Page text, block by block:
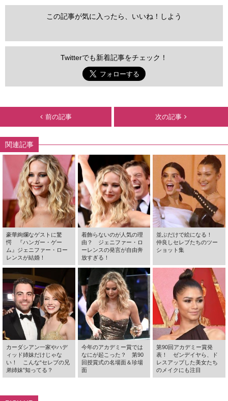
この記事が気に入ったら、いいね！しよう
Twitterでも新着記事をチェック！
前の記事 次の記事
関連記事
豪華絢爛なゲストに驚
愕 『ハンガー・ゲー
ム』ジェニファー・ロー
レンスが結婚！
着飾らないのが人気の理
由？ ジェニファー・ロ
ーレンスの発言が自由奔
放すぎる！
並ぶだけで絵になる！
仲良しセレブたちのツー
ショット集
カーダシアン一家やハデ
ィッド姉妹だけじゃな
い！ こんな“セレブの兄
弟姉妹”知ってる？
今年のアカデミー賞では
なにが起こった？ 第90
回授賞式の名場面＆珍場
面
第90回アカデミー賞発
表！ ゼンデイヤら、ド
レスアップした美女たち
のメイクにも注目